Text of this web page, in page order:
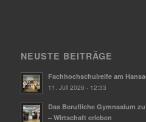
NEUSTE BEITRÄGE
Fachhochschulreife am
11. Juli 2026 - 12:33
Das Berufliche Gymnasium
– Wirtschaft erleben